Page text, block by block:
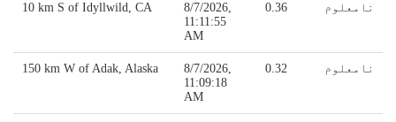
10 km S of Idyllwild, CA
8/7/2026,
11:11:55
AM
0.36 نامعلوم
150 km W of Adak, Alaska
8/7/2026,
11:09:18
AM
0.32 نامعلوم